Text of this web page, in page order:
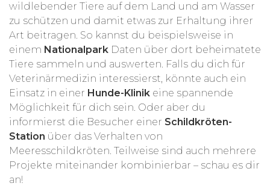
wildlebender Tiere auf dem Land und am Wasser
zu schützen und damit etwas zur Erhaltung ihrer
Art beitragen. So kannst du beispielsweise in
einem Nationalpark Daten über dort beheimatete
Tiere sammeln und auswerten. Falls du dich für
Veterinärmedizin interessierst, könnte auch ein
Einsatz in einer Hunde-Klinik eine spannende
Möglichkeit für dich sein. Oder aber du
informierst die Besucher einer Schildkröten-
Station über das Verhalten von
Meeresschildkröten. Teilweise sind auch mehrere
Projekte miteinander kombinierbar – schau es dir
an!